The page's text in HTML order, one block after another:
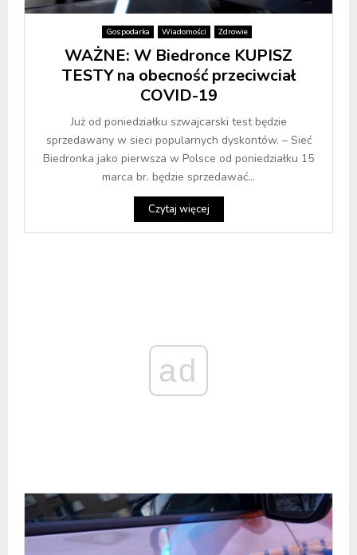
Gospodarka Wiadomości Zdrowie
WAŻNE: W Biedronce KUPISZ
TESTY na obecność przeciwciał
COVID-19
Już od poniedziałku szwajcarski test będzie
sprzedawany w sieci popularnych dyskontów. – Sieć
Biedronka jako pierwsza w Polsce od poniedziałku 15
marca br. będzie sprzedawać...
Czytaj więcej
ad